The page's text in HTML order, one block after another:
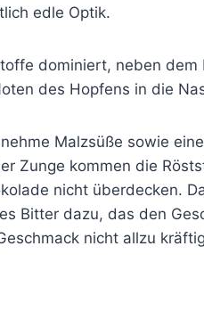
edle Optik.
dominiert, neben dem
des Hopfens in die
Malzsüße sowie
Zunge kommen die
nicht überdecken.
Bitter dazu, das den
nicht allzu